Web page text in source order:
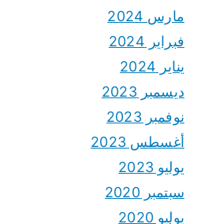
مارس 2024
فبراير 2024
يناير 2024
ديسمبر 2023
نوفمبر 2023
أغسطس 2023
يوليو 2023
سبتمبر 2020
يوليو 2020